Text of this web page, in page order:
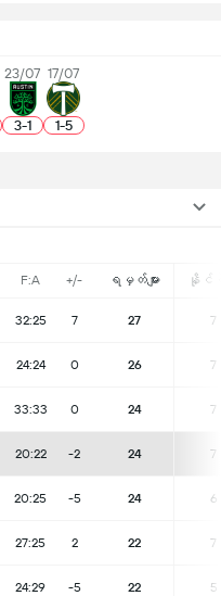
23/07
3-1
17/07
1-5
F:A +/- ရမှတ်များ နိုင်ပွဲ
32:25 7 27 7
24:24 0 26 7
33:33 0 24 7
20:22 -2 24 7
20:25 -5 24 6
27:25 2 22 7
24:29 -5 22 5